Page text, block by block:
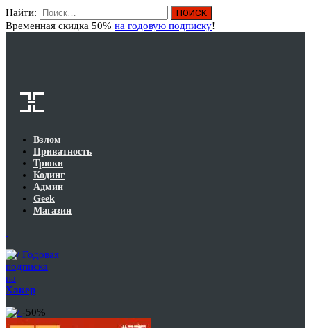
Найти:
Временная скидка 50% на годовую подписку!
Взлом
Приватность
Трюки
Кодинг
Админ
Geek
Магазин
Годовая
подписка
на
Хакер
-50%